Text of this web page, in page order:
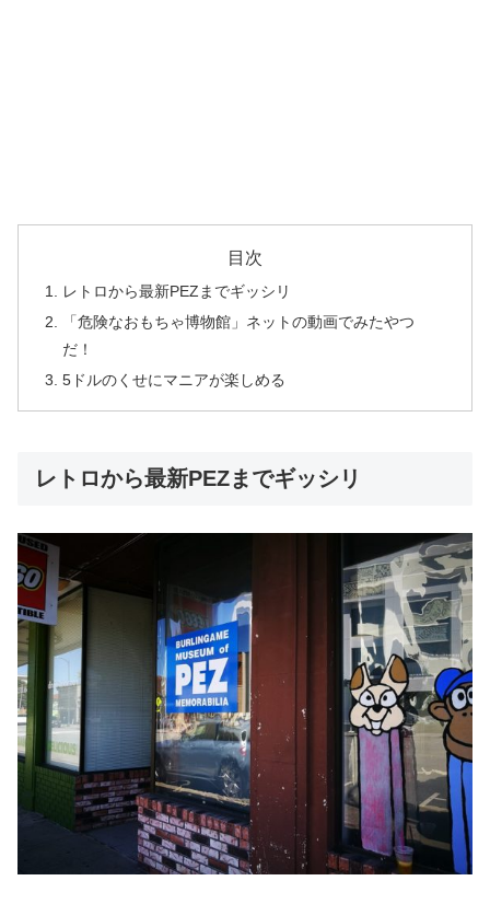
目次
レトロから最新PEZまでギッシリ
「危険なおもちゃ博物館」ネットの動画でみたやつ
だ！
5ドルのくせにマニアが楽しめる
レトロから最新PEZまでギッシリ